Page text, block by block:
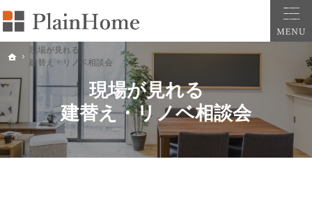
現場が見れる
建替え・リノベ相談会
大阪・堺市での新築一戸建ては工務店の「PlainHome平原建築工房」へおまかせ。自然
堺市をはじめ大阪府全域での新築注文住宅ならプレインホームへ。自然素材の心地よさ
ホーム
現場が見れる
建替え・リノベ相談会